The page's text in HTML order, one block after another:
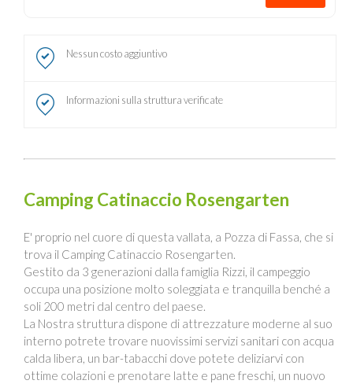
Nessun costo aggiuntivo
Informazioni sulla struttura verificate
Camping Catinaccio Rosengarten
E' proprio nel cuore di questa vallata, a Pozza di Fassa, che si
trova il Camping Catinaccio Rosengarten.
Gestito da 3 generazioni dalla famiglia Rizzi, il campeggio
occupa una posizione molto soleggiata e tranquilla benché a
soli 200 metri dal centro del paese.
La Nostra struttura dispone di attrezzature moderne al suo
interno potrete trovare nuovissimi servizi sanitari con acqua
calda libera, un bar-tabacchi dove potete deliziarvi con
ottime colazioni e prenotare latte e pane freschi, un nuovo